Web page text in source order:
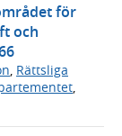
för
och
Rättsliga